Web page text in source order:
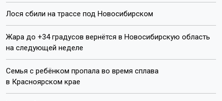
Лося сбили на трассе под Новосибирском
Жара до +34 градусов вернётся в Новосибирскую область
на следующей неделе
Семья с ребёнком пропала во время сплава
в Красноярском крае